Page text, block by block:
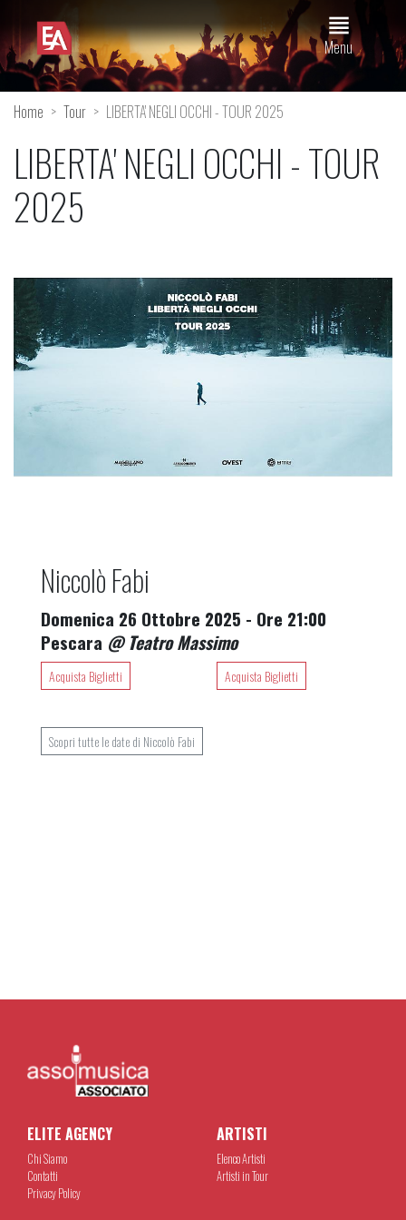
view_headline
Menu
Home Tour LIBERTA' NEGLI OCCHI - TOUR 2025
LIBERTA' NEGLI OCCHI - TOUR
2025
Niccolò Fabi
Domenica 26 Ottobre 2025 - Ore 21:00
Pescara @ Teatro Massimo
Acquista Biglietti Acquista Biglietti
Scopri tutte le date di Niccolò Fabi
ELITE AGENCY
Chi Siamo
Contatti
Privacy Policy
ARTISTI
Elenco Artisti
Artisti in Tour